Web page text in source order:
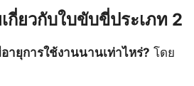
กี่ยวกับใบขับขี่ประเภท 2
ายุการใช้งานนานเท่าไหร่? โดย